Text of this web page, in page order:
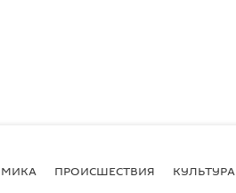
ПРОИСШЕСТВИЯ КУЛЬТУРА